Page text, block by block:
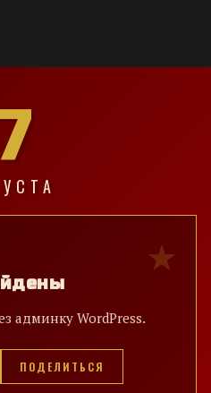
админку WordPress.
ПОДЕЛИТЬСЯ